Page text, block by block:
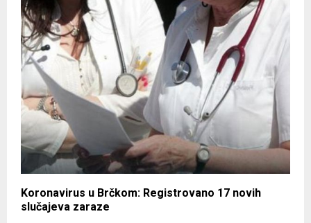
Koronavirus u Brčkom: Registrovano 17 novih
slučajeva zaraze